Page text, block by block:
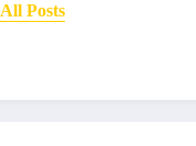
Posts